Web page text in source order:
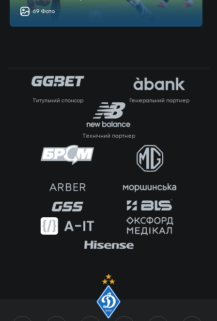
69 Фото
Титульний спонсор Генеральний партнер
Технічний партнер